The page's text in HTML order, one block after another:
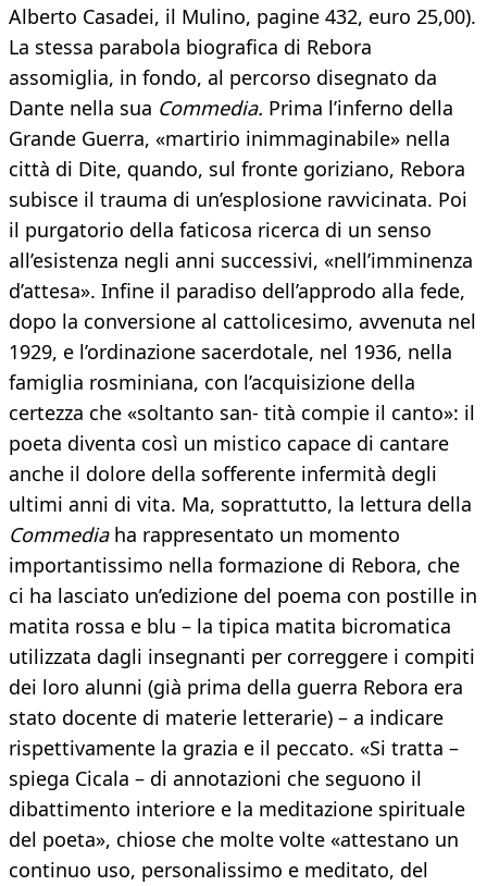
Alberto Casadei, il Mulino, pagine 432, euro 25,00).
La stessa parabola biografica di Rebora
assomiglia, in fondo, al percorso disegnato da
Dante nella sua Commedia. Prima l’inferno della
Grande Guerra, «martirio inimmaginabile» nella
città di Dite, quando, sul fronte goriziano, Rebora
subisce il trauma di un’esplosione ravvicinata. Poi
il purgatorio della faticosa ricerca di un senso
all’esistenza negli anni successivi, «nell’imminenza
d’attesa». Infine il paradiso dell’approdo alla fede,
dopo la conversione al cattolicesimo, avvenuta nel
1929, e l’ordinazione sacerdotale, nel 1936, nella
famiglia rosminiana, con l’acquisizione della
certezza che «soltanto san- tità compie il canto»: il
poeta diventa così un mistico capace di cantare
anche il dolore della sofferente infermità degli
ultimi anni di vita. Ma, soprattutto, la lettura della
Commediaha rappresentato un momento
importantissimo nella formazione di Rebora, che
ci ha lasciato un’edizione del poema con postille in
matita rossa e blu – la tipica matita bicromatica
utilizzata dagli insegnanti per correggere i compiti
dei loro alunni (già prima della guerra Rebora era
stato docente di materie letterarie) – a indicare
rispettivamente la grazia e il peccato. «Si tratta –
spiega Cicala – di annotazioni che seguono il
dibattimento interiore e la meditazione spirituale
del poeta», chiose che molte volte «attestano un
continuo uso, personalissimo e meditato, del